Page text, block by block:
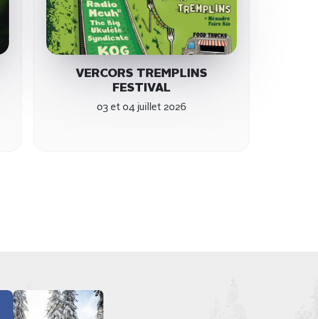
VERCORS TREMPLINS
FESTIVAL
03 et 04 juillet 2026